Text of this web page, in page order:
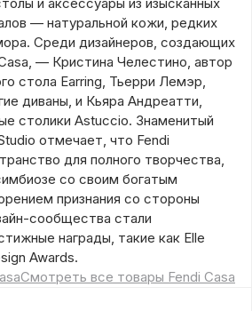
— натуральной кожи, редких
Среди дизайнеров, создающих
— Кристина Челестино, автор
стола Earring, Тьерри Лемэр,
диваны, и Кьяра Андреатти,
столики Astuccio. Знаменитый
отмечает, что Fendi
для полного творчества,
со своим богатым
признания со стороны
сообщества стали
награды, такие как Elle
Awards.
Смотреть все товары Fendi Casa